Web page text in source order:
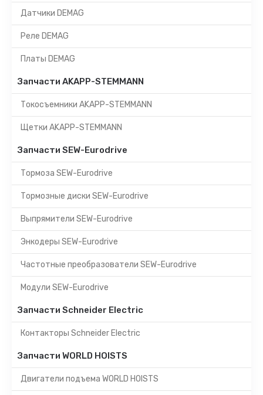
Датчики DEMAG
Реле DEMAG
Платы DEMAG
Запчасти AKAPP-STEMMANN
Токосъемники AKAPP-STEMMANN
Щетки AKAPP-STEMMANN
Запчасти SEW-Eurodrive
Тормоза SEW-Eurodrive
Тормозные диски SEW-Eurodrive
Выпрямители SEW-Eurodrive
Энкодеры SEW-Eurodrive
Частотные преобразователи SEW-Eurodrive
Модули SEW-Eurodrive
Запчасти Schneider Electric
Контакторы Schneider Electric
Запчасти WORLD HOISTS
Двигатели подъема WORLD HOISTS